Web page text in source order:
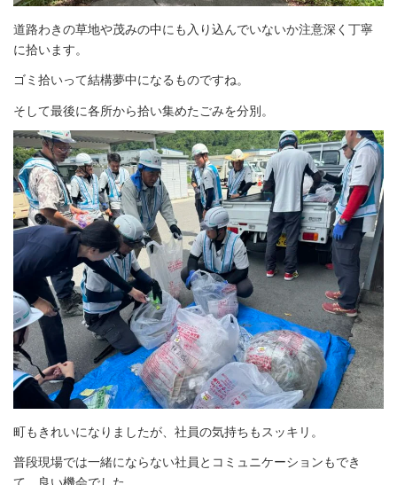
道路わきの草地や茂みの中にも入り込んでいないか注意深く丁寧
に拾います。
ゴミ拾いって結構夢中になるものですね。
そして最後に各所から拾い集めたごみを分別。
町もきれいになりましたが、社員の気持ちもスッキリ。
普段現場では一緒にならない社員とコミュニケーションもでき